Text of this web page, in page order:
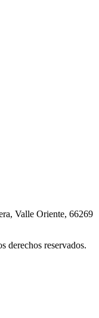
Valle Oriente, 66269
derechos reservados.